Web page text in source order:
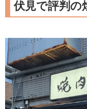
伏見で評判の